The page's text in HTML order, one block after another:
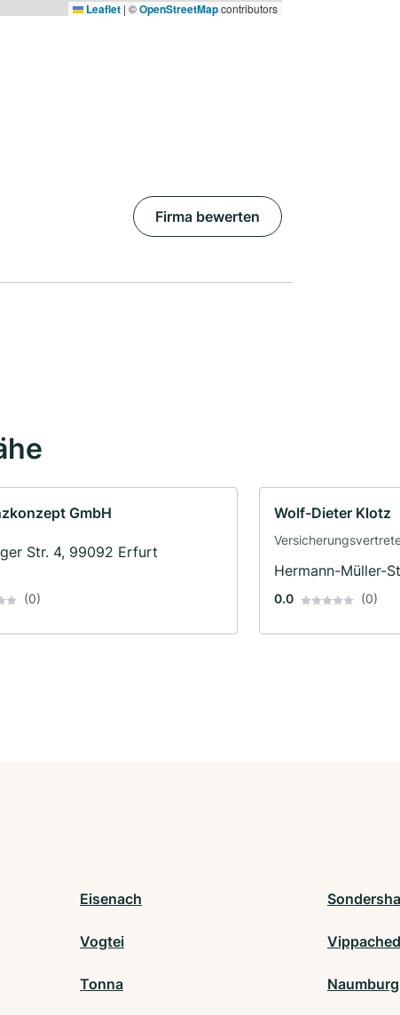
Leaflet | ©OpenStreetMapcontributors
Firma bewerten
GmbH
Str. 4, 99092 Erfurt
(0)
Wolf-Dieter Klotz
Hermann-Müller-
0.0 (0)
Eisenach
Vogtei
Tonna